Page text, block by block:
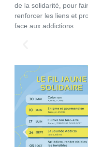
de la solidarité, pour
renforcer les liens et
face aux addictions.